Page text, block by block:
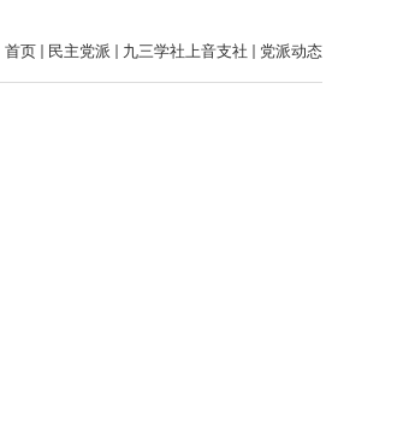
首页 民主党派 九三学社上音支社 党派动态